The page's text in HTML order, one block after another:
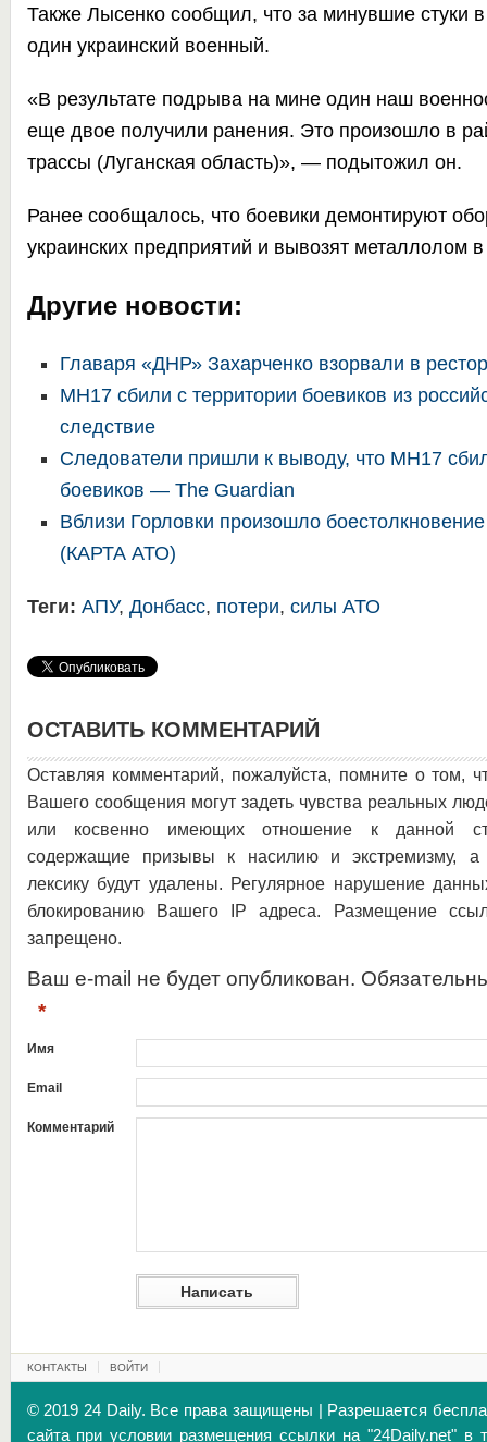
Также Лысенко сообщил, что за минувшие стуки
один украинский военный.
«В результате подрыва на мине один наш
еще двое получили ранения. Это произошло в
трассы (Луганская область)», — подытожил он.
Ранее сообщалось, что боевики демонтируют
украинских предприятий и вывозят металлолом
Другие новости:
Главаря «ДНР» Захарченко взорвали в
MH17 сбили с территории боевиков из
следствие
Следователи пришли к выводу, что MH17
боевиков — The Guardian
Вблизи Горловки произошло
(КАРТА АТО)
Теги: АПУ, Донбасс, потери, силы АТО
ОСТАВИТЬ КОММЕНТАРИЙ
Оставляя комментарий, пожалуйста, помните о том,
Вашего сообщения могут задеть чувства реальных
или косвенно имеющих отношение к данной
содержащие призывы к насилию и экстремизму, а
лексику будут удалены. Регулярное нарушение
блокированию Вашего IP адреса. Размещение
запрещено.
Ваш e-mail не будет опубликован.
*
Имя
Email
Комментарий
КОНТАКТЫ ВОЙТИ
© 2019 24 Daily. Все права защищены | Разрешается
сайта при условии размещения ссылки на "24Daily.net" в